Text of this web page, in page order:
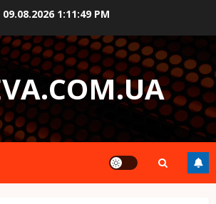
09.08.2026 1:11:51 PM